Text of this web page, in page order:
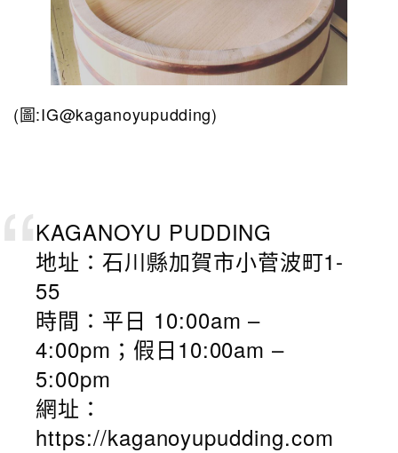
(圖:IG@kaganoyupudding)
KAGANOYU PUDDING
地址：石川縣加賀市小菅波町1-
55
時間：平日 10:00am –
4:00pm；假日10:00am –
5:00pm
網址：
https://kaganoyupudding.com